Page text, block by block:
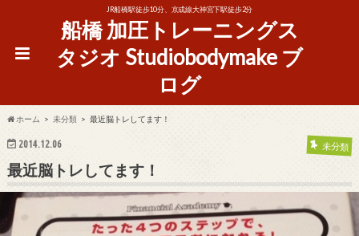
JR船橋駅徒歩10分、京成線大神宮下駅徒歩2分
船橋 加圧トレーニングス
タジオ Studiobodymake ブ
ログ
ホーム 未分類 最近脳トレしてます！
2014.12.06 未分類
最近脳トレしてます！